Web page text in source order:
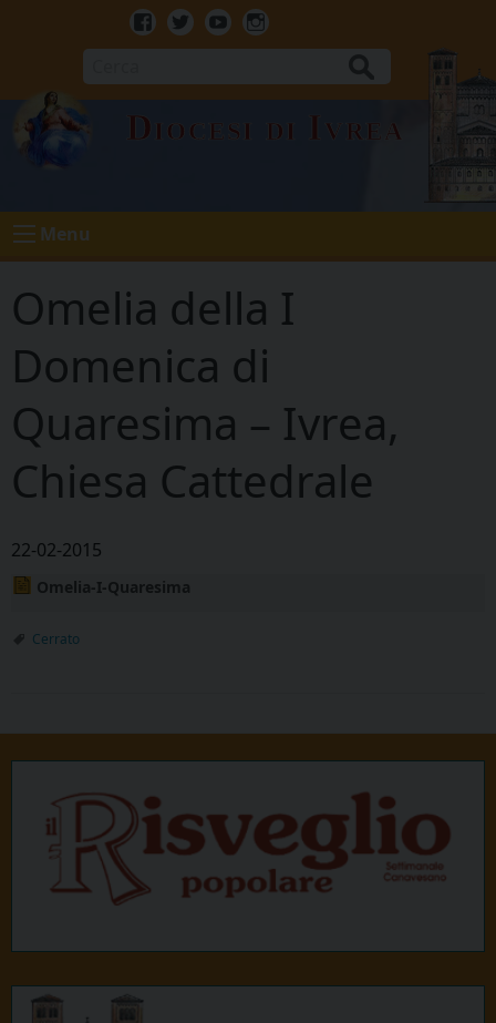
Facebook
TwitterYoutubeInstagram
Diocesi di Ivrea
Menu
Omelia della I
Domenica di
Quaresima – Ivrea,
Chiesa Cattedrale
22-02-2015
Omelia-I-Quaresima
Cerrato